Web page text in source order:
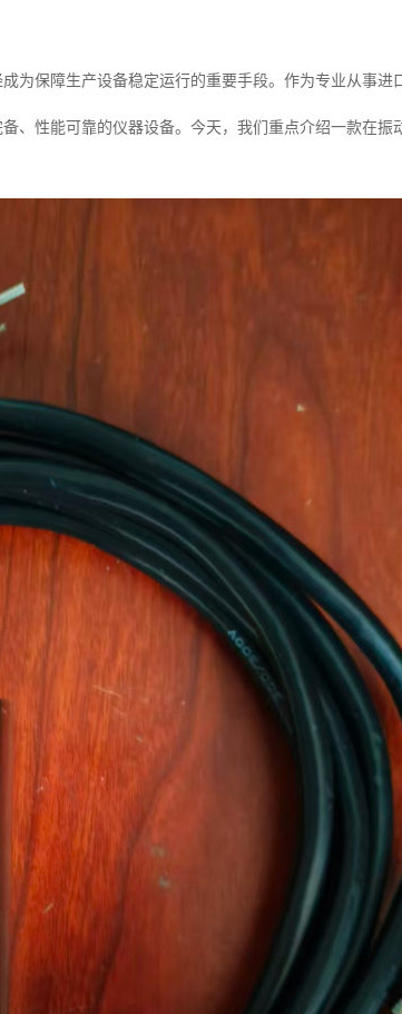
为保障生产设备稳定运行的重要手段。作为专业从事进
、性能可靠的仪器设备。今天，我们重点介绍一款在振